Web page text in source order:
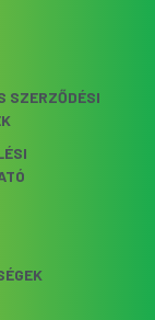
SZERZŐDÉSI